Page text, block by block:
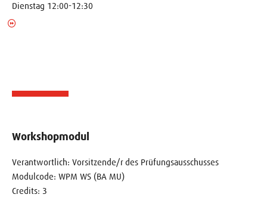
Dienstag 12:00-12:30
Workshopmodul
Verantwortlich: Vorsitzende/r des Prüfungsausschusses
Modulcode: WPM WS (BA MU)
Credits: 3